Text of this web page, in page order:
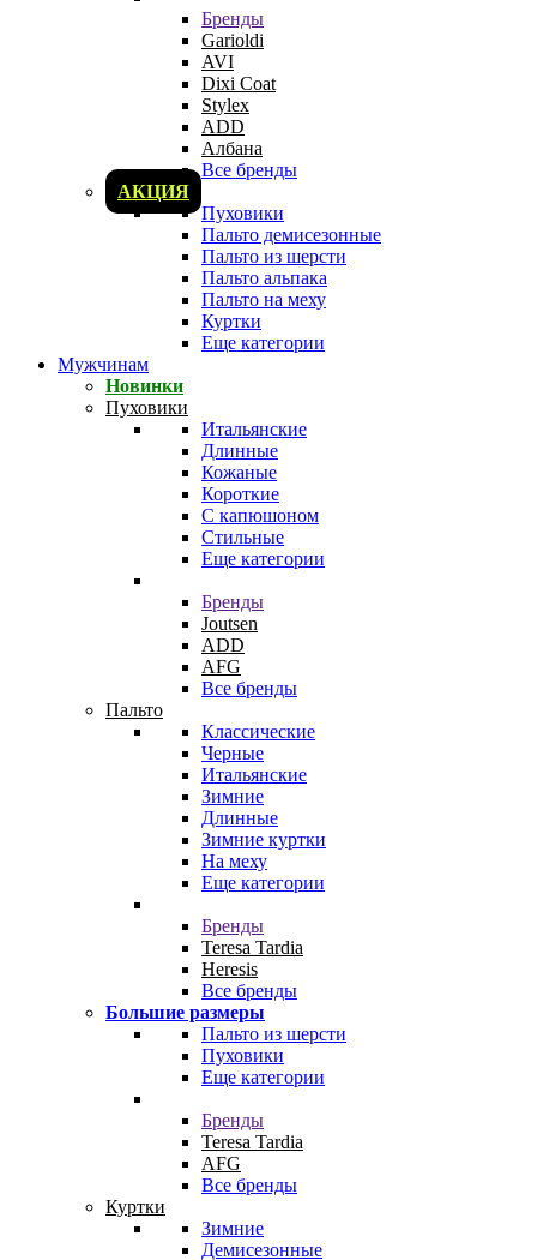
Бренды
Garioldi
AVI
Dixi Coat
Stylex
ADD
Албана
Все бренды
АКЦИЯ
Пуховики
Пальто демисезонные
Пальто из шерсти
Пальто альпака
Пальто на меху
Куртки
Еще категории
Мужчинам
Новинки
Пуховики
Итальянские
Длинные
Кожаные
Короткие
С капюшоном
Стильные
Еще категории
Бренды
Joutsen
ADD
AFG
Все бренды
Пальто
Классические
Черные
Итальянские
Зимние
Длинные
Зимние куртки
На меху
Еще категории
Бренды
Teresa Tardia
Heresis
Все бренды
Большие размеры
Пальто из шерсти
Пуховики
Еще категории
Бренды
Teresa Tardia
AFG
Все бренды
Куртки
Зимние
Демисезонные